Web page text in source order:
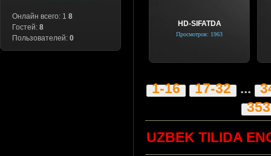
Онлайн всего: 1 8
Гостей: 8
Пользователей: 0
HD-SIFATDA
Просмотров: 1963
1-16 17-32 ...
UZBEK TILIDA